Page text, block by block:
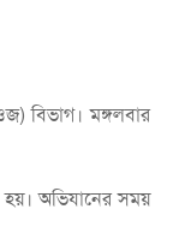
বিভাগ। মঙ্গলবার
হয়। অভিযানের সময়